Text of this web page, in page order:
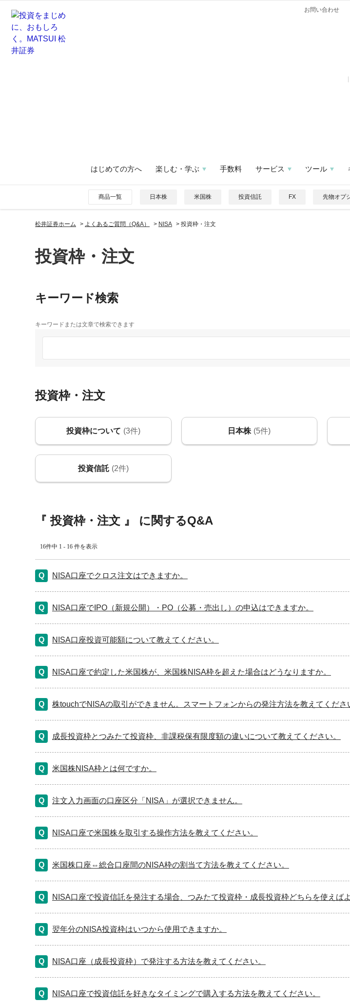
お問い合わせ
はじめての方へ 楽しむ・学ぶ 手数料 サービス ツール
商品一覧 日本株 米国株 投資信託 FX 先物オプ
松井証券ホーム > よくあるご質問（Q&A） > NISA > 投資枠・注文
投資枠・注文
キーワード検索
キーワードまたは文章で検索できます
投資枠・注文
投資枠について (3件) 日本株 (5件)
投資信託 (2件)
『 投資枠・注文 』 に関するQ&A
16件中 1 - 16 件を表示
NISA口座でクロス注文はできますか。
NISA口座でIPO（新規公開）・PO（公募・売出し）の申込はできますか。
NISA口座投資可能額について教えてください。
NISA口座で約定した米国株が、米国株NISA枠を超えた場合はどうなりますか。
株touchでNISAの取引ができません。スマートフォンからの発注方法を教えてくださ
成長投資枠とつみたて投資枠、非課税保有限度額の違いについて教えてください。
米国株NISA枠とは何ですか。
注文入力画面の口座区分「NISA」が選択できません。
NISA口座で米国株を取引する操作方法を教えてください。
米国株口座⇔総合口座間のNISA枠の割当て方法を教えてください。
NISA口座で投資信託を発注する場合、つみたて投資枠・成長投資枠どちらを使えばよ
翌年分のNISA投資枠はいつから使用できますか。
NISA口座（成長投資枠）で発注する方法を教えてください。
NISA口座で投資信託を好きなタイミングで購入する方法を教えてください。